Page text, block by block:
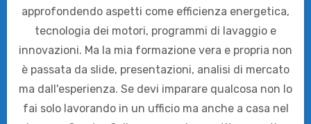
approfondendo aspetti come efficienza energetica,
tecnologia dei motori, programmi di lavaggio e
innovazioni. Ma la mia formazione vera e propria non
è passata da slide, presentazioni, analisi di mercato
ma dall'esperienza. Se devi imparare qualcosa non lo
fai solo lavorando in un ufficio ma anche a casa nel